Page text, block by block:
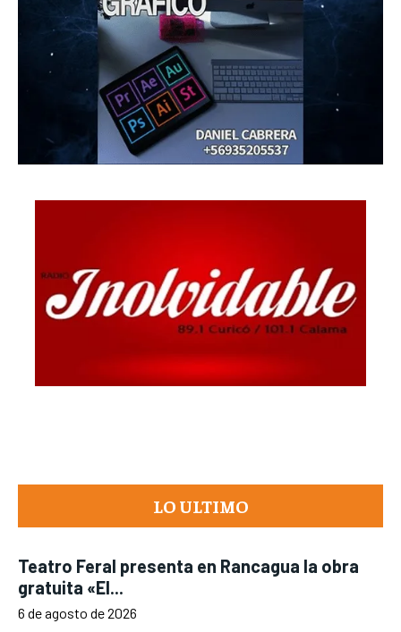
LO ULTIMO
Teatro Feral presenta en Rancagua la obra
gratuita «El...
6 de agosto de 2026